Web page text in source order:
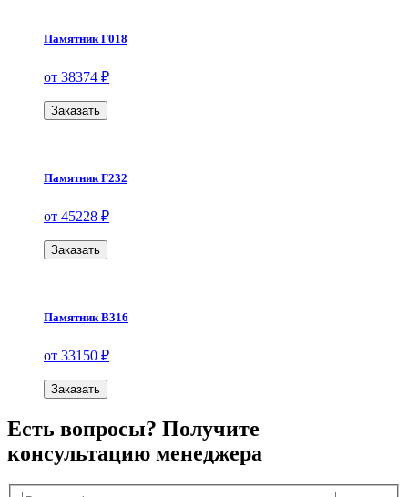
Памятник Г018
от 38374 ₽
Заказать
Памятник Г232
от 45228 ₽
Заказать
Памятник В316
от 33150 ₽
Заказать
Есть вопросы? Получите
консультацию менеджера